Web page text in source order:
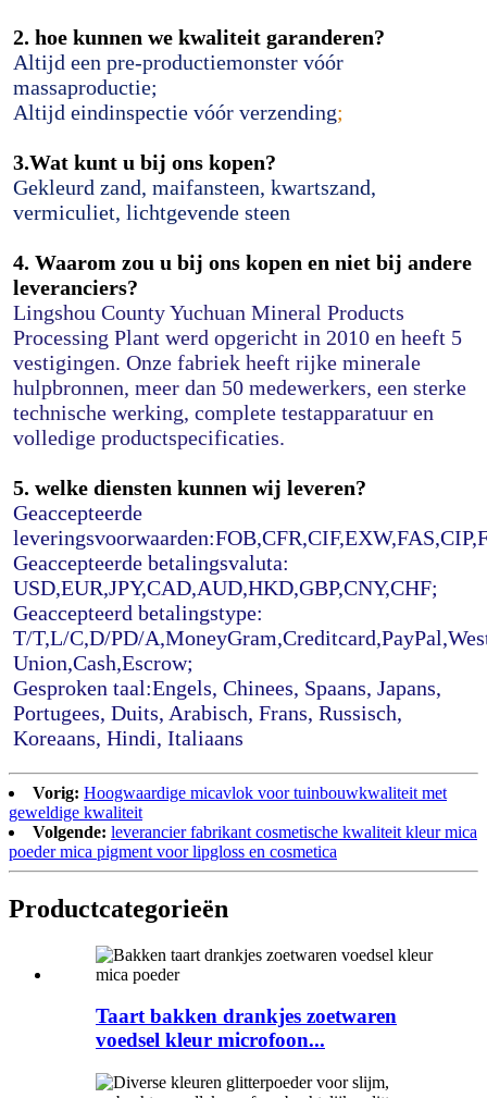
2. hoe kunnen we kwaliteit garanderen?
Altijd een pre-productiemonster vóór
massaproductie;
Altijd eindinspectie vóór verzending;
3.Wat kunt u bij ons kopen?
Gekleurd zand, maifansteen, kwartszand,
vermiculiet, lichtgevende steen
4. Waarom zou u bij ons kopen en niet bij andere
leveranciers?
Lingshou County Yuchuan Mineral Products
Processing Plant werd opgericht in 2010 en heeft 5
vestigingen. Onze fabriek heeft rijke minerale
hulpbronnen, meer dan 50 medewerkers, een sterke
technische werking, complete testapparatuur en
volledige productspecificaties.
5. welke diensten kunnen wij leveren?
Geaccepteerde
Geaccepteerde betalingsvaluta:
USD,EUR,JPY,CAD,AUD,HKD,GBP,CNY,CHF;
Geaccepteerd betalingstype:
T/T,L/C,D/PD/
Union,Cash,Escrow;
Gesproken taal:Engels, Chinees, Spaans, Japans,
Portugees, Duits, Arabisch, Frans, Russisch,
Koreaans, Hindi, Italiaans
Vorig: Hoogwaardige micavlok voor tuinbouwkwaliteit met
geweldige kwaliteit
Volgende: leverancier fabrikant cosmetische kwaliteit kleur mica
poeder mica pigment voor lipgloss en cosmetica
Productcategorieën
Taart bakken drankjes zoetwaren
voedsel kleur microfoon...